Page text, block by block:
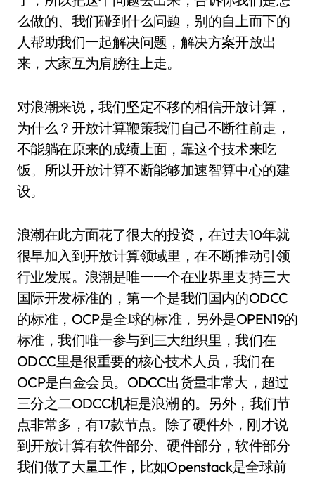
么做的、我们碰到什么问题，别的自上而下的
人帮助我们一起解决问题，解决方案开放出
来，大家互为肩膀往上走。
对浪潮来说，我们坚定不移的相信开放计算，
为什么？开放计算鞭策我们自己不断往前走，
不能躺在原来的成绩上面，靠这个技术来吃
饭。所以开放计算不断能够加速智算中心的建
设。
浪潮在此方面花了很大的投资，在过去10年就
很早加入到开放计算领域里，在不断推动引领
行业发展。浪潮是唯一一个在业界里支持三大
国际开发标准的，第一个是我们国内的ODCC
的标准，OCP是全球的标准，另外是OPEN19的
标准，我们唯一参与到三大组织里，我们在
ODCC里是很重要的核心技术人员，我们在
OCP是白金会员。ODCC出货量非常大，超过
三分之二ODCC机柜是浪潮 的。另外，我们节
点非常多，有17款节点。除了硬件外，刚才说
到开放计算有软件部分、硬件部分，软件部分
我们做了大量工作，比如Openstack是全球前